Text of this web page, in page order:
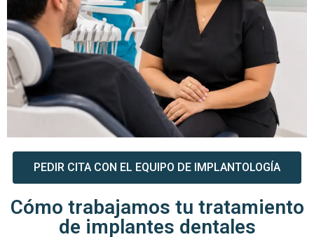
PEDIR CITA CON EL EQUIPO DE IMPLANTOLOGÍA
Cómo trabajamos tu tratamiento
de implantes dentales